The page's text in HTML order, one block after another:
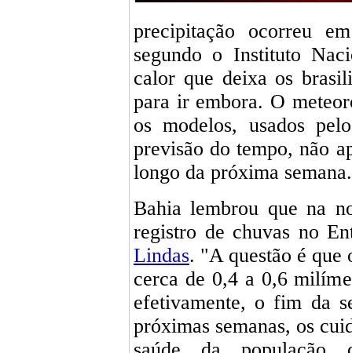
precipitação ocorreu
segundo o Instituto
calor que deixa os
para ir embora. O
os modelos, usados
previsão do tempo, não
longo da próxima semana.
Bahia lembrou que na
registro de chuvas no
Lindas. "A questão é que
cerca de 0,4 a 0,6
efetivamente, o fim da
próximas semanas, os